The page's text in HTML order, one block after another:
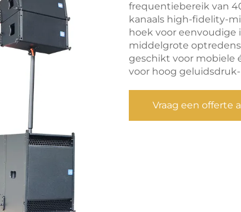
frequentiebereik van
kanaals high-fidelity-
hoek voor eenvoudige
middelgrote
geschikt voor mobiele
voor hoog
Vraag een offerte